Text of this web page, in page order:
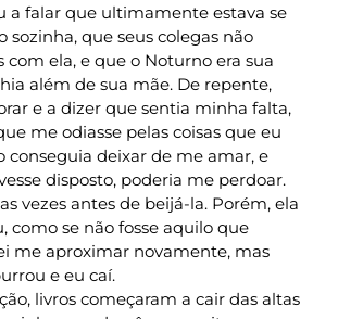
a falar que ultimamente estava se
que seus colegas não
ela, e que o Noturno era sua
além de sua mãe. De repente,
e a dizer que sentia minha falta,
me odiasse pelas coisas que eu
conseguia deixar de me amar, e
disposto, poderia me perdoar.
vezes antes de beijá-la. Porém, ela
como se não fosse aquilo que
me aproximar novamente, mas
e eu caí.
livros começaram a cair das altas